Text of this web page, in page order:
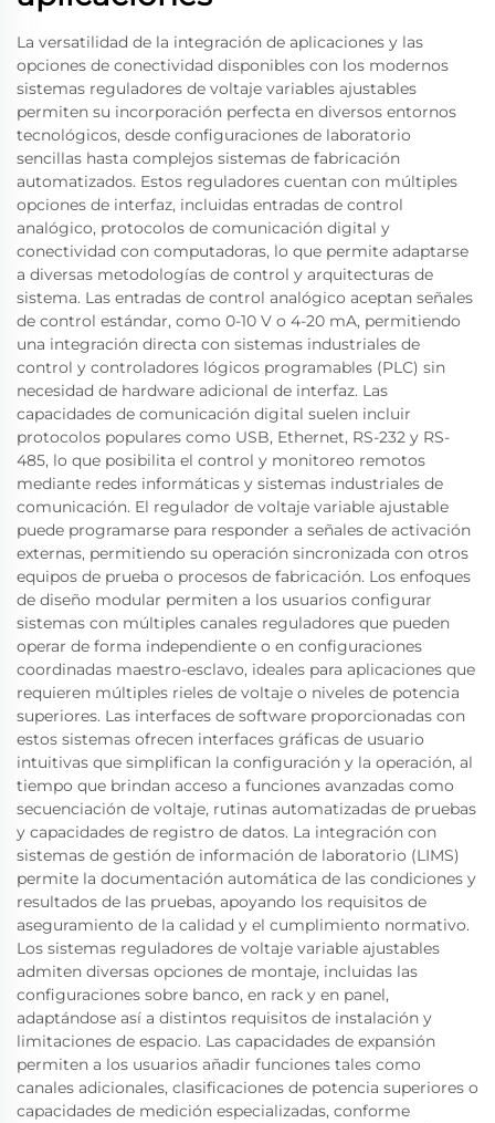
La versatilidad de la integración de aplicaciones y las
opciones de conectividad disponibles con los modernos
sistemas reguladores de voltaje variables ajustables
permiten su incorporación perfecta en diversos entornos
tecnológicos, desde configuraciones de laboratorio
sencillas hasta complejos sistemas de fabricación
automatizados. Estos reguladores cuentan con múltiples
opciones de interfaz, incluidas entradas de control
analógico, protocolos de comunicación digital y
conectividad con computadoras, lo que permite adaptarse
a diversas metodologías de control y arquitecturas de
sistema. Las entradas de control analógico aceptan señales
de control estándar, como 0-10 V o 4-20 mA, permitiendo
una integración directa con sistemas industriales de
control y controladores lógicos programables (PLC) sin
necesidad de hardware adicional de interfaz. Las
capacidades de comunicación digital suelen incluir
protocolos populares como USB, Ethernet, RS-232 y RS-
485, lo que posibilita el control y monitoreo remotos
mediante redes informáticas y sistemas industriales de
comunicación. El regulador de voltaje variable ajustable
puede programarse para responder a señales de activación
externas, permitiendo su operación sincronizada con otros
equipos de prueba o procesos de fabricación. Los enfoques
de diseño modular permiten a los usuarios configurar
sistemas con múltiples canales reguladores que pueden
operar de forma independiente o en configuraciones
coordinadas maestro-esclavo, ideales para aplicaciones que
requieren múltiples rieles de voltaje o niveles de potencia
superiores. Las interfaces de software proporcionadas con
estos sistemas ofrecen interfaces gráficas de usuario
intuitivas que simplifican la configuración y la operación, al
tiempo que brindan acceso a funciones avanzadas como
secuenciación de voltaje, rutinas automatizadas de pruebas
y capacidades de registro de datos. La integración con
sistemas de gestión de información de laboratorio (LIMS)
permite la documentación automática de las condiciones y
resultados de las pruebas, apoyando los requisitos de
aseguramiento de la calidad y el cumplimiento normativo.
Los sistemas reguladores de voltaje variable ajustables
admiten diversas opciones de montaje, incluidas las
configuraciones sobre banco, en rack y en panel,
adaptándose así a distintos requisitos de instalación y
limitaciones de espacio. Las capacidades de expansión
permiten a los usuarios añadir funciones tales como
canales adicionales, clasificaciones de potencia superiores o
capacidades de medición especializadas, conforme